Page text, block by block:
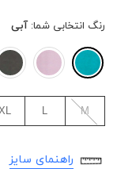
رنگ انتخابی شما:آبی
M
L
راهنمای سایز